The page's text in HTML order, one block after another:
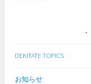
DEKITATE TOPICS
お知らせ